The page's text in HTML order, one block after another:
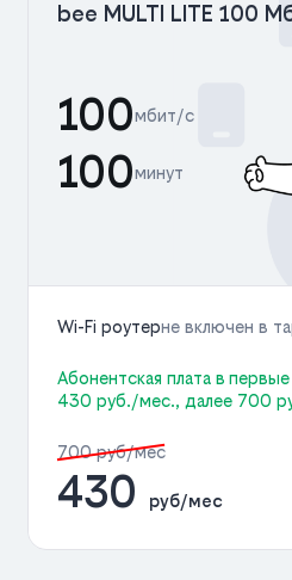
bee MULTI LITE 100
100мбит/с
100минут
Wi-Fi роутерне включен в
Абонентская плата в
430 руб./мес., далее 700
700 руб/мес
430 руб/мес